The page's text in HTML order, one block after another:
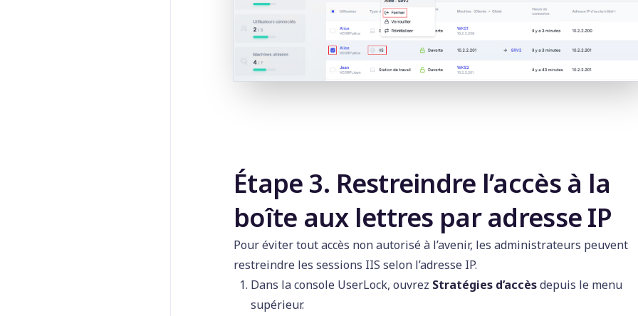
Étape 3. Restreindre l’accès à la
boîte aux lettres par adresse IP
Pour éviter tout accès non autorisé à l’avenir, les administrateurs peuvent
restreindre les sessions IIS selon l’adresse IP.
Dans la console UserLock, ouvrez Stratégies d’accèsdepuis le menu
supérieur.